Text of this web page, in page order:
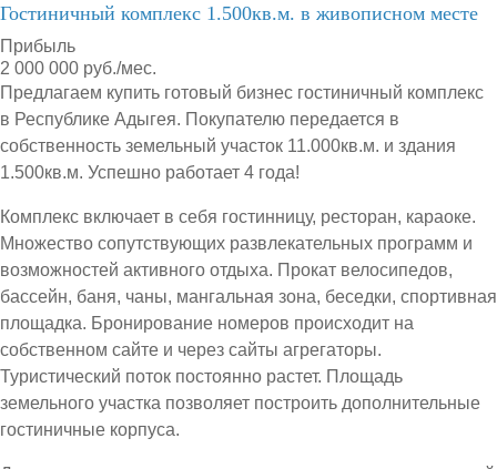
Гостиничный комплекс 1.500кв.м. в живописном месте
Прибыль
2 000 000 руб./мес.
Предлагаем купить готовый бизнес гостиничный комплекс
в Республике Адыгея. Покупателю передается в
собственность земельный участок 11.000кв.м. и здания
1.500кв.м. Успешно работает 4 года!
Комплекс включает в себя гостинницу, ресторан, караоке.
Множество сопутствующих развлекательных программ и
возможностей активного отдыха. Прокат велосипедов,
бассейн, баня, чаны, мангальная зона, беседки, спортивная
площадка. Бронирование номеров происходит на
собственном сайте и через сайты агрегаторы.
Туристический поток постоянно растет. Площадь
земельного участка позволяет построить дополнительные
гостиничные корпуса.